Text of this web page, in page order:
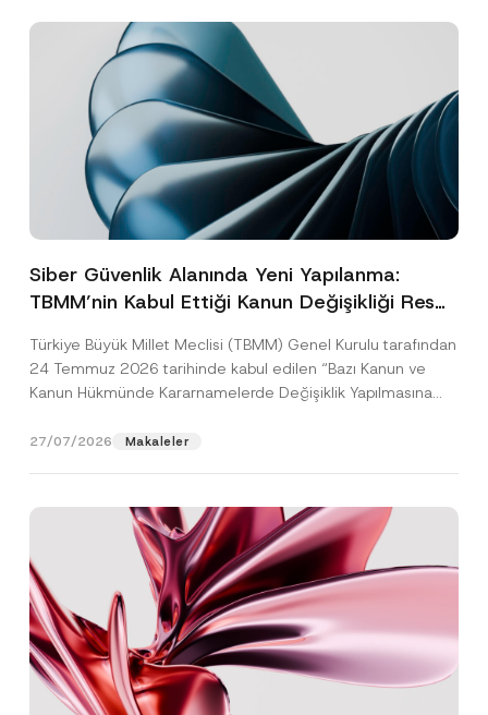
Siber Güvenlik Alanında Yeni Yapılanma:
TBMM’nin Kabul Ettiği Kanun Değişikliği Resmî
Türkiye Büyük Millet Meclisi (TBMM) Genel Kurulu tarafından
24 Temmuz 2026 tarihinde kabul edilen “Bazı Kanun ve
Kanun Hükmünde Kararnamelerde Değişiklik Yapılmasına
27/07/2026 Makaleler